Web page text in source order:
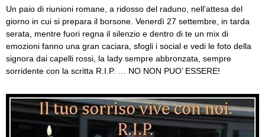
Un paio di riunioni romane, a ridosso del raduno, nell’attesa del
giorno in cui si prepara il borsone. Venerdì 27 settembre, in tarda
serata, mentre fuori regna il silenzio e dentro di te un mix di
emozioni fanno una gran caciara, sfogli i social e vedi le foto della
signora dai capelli rossi, la lady sempre abbronzata, sempre
sorridente con la scritta R.I.P. … NO NON PUO’ ESSERE!